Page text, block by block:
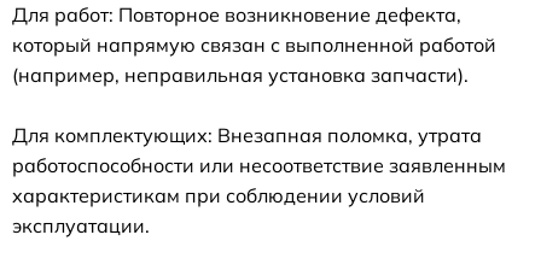
Для работ: Повторное возникновение дефекта,
который напрямую связан с выполненной работой
(например, неправильная установка запчасти).
Для комплектующих: Внезапная поломка, утрата
работоспособности или несоответствие заявленным
характеристикам при соблюдении условий
эксплуатации.